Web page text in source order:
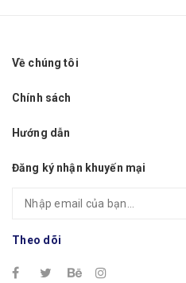
Về chúng tôi
Chính sách
Hướng dẫn
Đăng ký nhận khuyến mại
Theo dõi